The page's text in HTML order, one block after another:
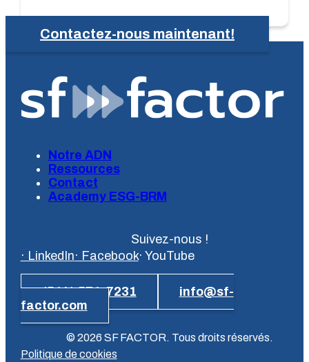
Contactez-nous maintenant!
Notre ADN
Ressources
Contact
Academy ESG-BRM
Suivez-nous !
· LinkedIn· Facebook· YouTube
(514) 571-7231
info@sf-
factor.com
© 2026 SF FACTOR. Tous droits réservés.
Politique de cookies